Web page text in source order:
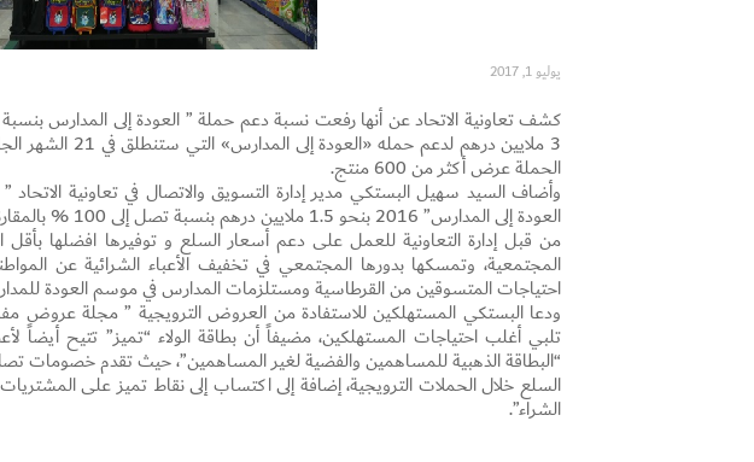
يوليو 1, 2017
الحملة عرض أكثر من 600 منتج.
وأضاف السيد سهيل البستكي مدير إدارة التسويق والاتصال في تعاونية
العودة إلى
من قبل إدارة التعاونية للعمل على دعم أسعار السلع و توفيرها افضلها بأقل
المجتمعية، وتمسكها بدورها المجتمعي في تخفيف الأعباء الشرائية عن
احتياجات المتسوقين من القرطاسية ومستلزمات المدارس في موسم العودة
ودعا البستكي المستهلكين للاستفادة من العروض الترويجية ” مجلة عروض
تلبي أغلب احتياجات المستهلكين، مضيفاً أن بطاقة الولاء “تميز” تتيح
السلع خلال الحملات الترويجية، إضافة إلى اكتساب إلى نقاط تميز على
الشراء”.
ID